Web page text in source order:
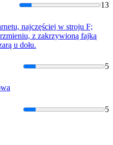
13
najczęściej w stroju F;
z zakrzywioną fajką
u dołu.
5
5